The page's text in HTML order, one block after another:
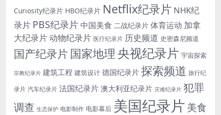
Curiosity纪录片 HBO纪录片 Netflix纪录片 NHK纪
录片 PBS纪录片 中国美食 二战纪录片 体育运动 加拿
大纪录片动物纪录片 医疗纪录片 历史频道 史密森尼频道
国产纪录片 国家地理 央视纪录片 宇宙探索
宗教纪录片 建筑工程 建筑设计 德国纪录片 探索频道 旅行纪
录片 汽车纪录片 法国纪录片 澳大利亚纪录片 灾难纪录片 犯罪
调查 生态保护 电影制作 电影幕后 美国纪录片 美食